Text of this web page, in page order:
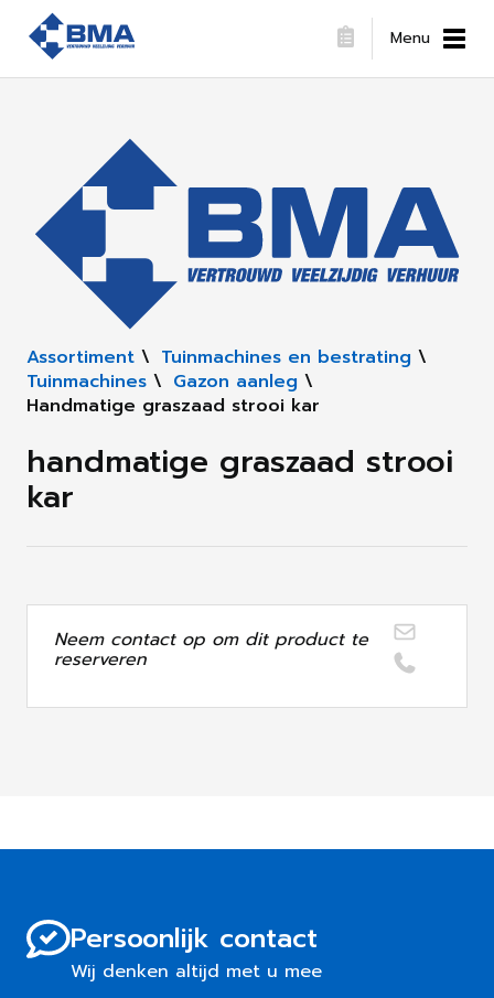
Menu
Assortiment \ Tuinmachines en bestrating \
Tuinmachines \ Gazon aanleg \
Handmatige graszaad strooi kar
handmatige graszaad strooi
kar
Neem contact op om dit product te
reserveren
Persoonlijk contact
Wij denken altijd met u mee